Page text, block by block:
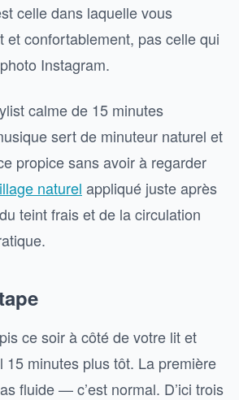
celle dans laquelle vous
et confortablement, pas celle qui
Instagram.
calme de 15 minutes
sert de minuteur naturel et
propice sans avoir à regarder
naturel appliqué juste après
teint frais et de la circulation
ce soir à côté de votre lit et
15 minutes plus tôt. La première
fluide — c’est normal. D’ici trois